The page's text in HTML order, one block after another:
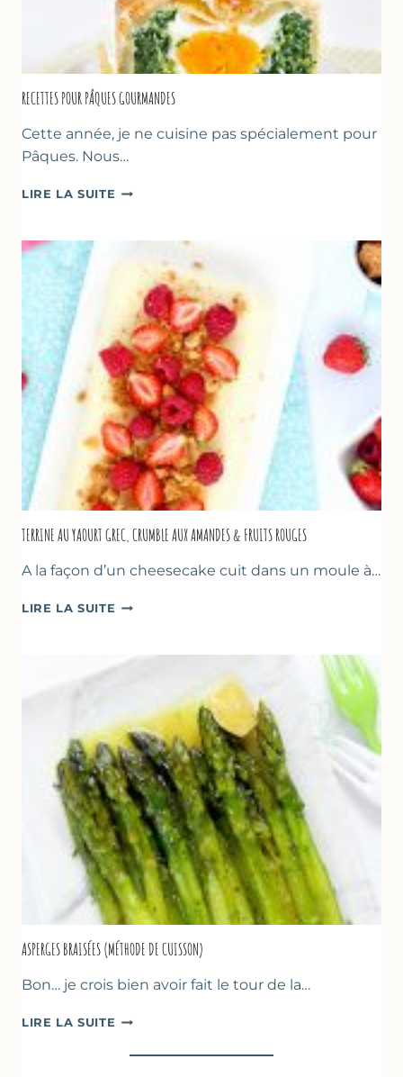
RECETTES POUR PÂQUES GOURMANDES
Cette année, je ne cuisine pas spécialement pour
Pâques. Nous…
LIRE LA SUITE RECETTES
GOURMANDES
TERRINE AU YAOURT GREC, CRUMBLE AUX AMANDES & FRUITS ROUGES
A la façon d’un cheesecake cuit dans un moule à…
LIRE LA SUITE TERRINE
GREC,
AMANDES
&
FRUITS
ROUGES
ASPERGES BRAISÉES (MÉTHODE DE CUISSON)
Bon… je crois bien avoir fait le tour de la…
LIRE LA SUITE ASPERGES
(MÉTHODE